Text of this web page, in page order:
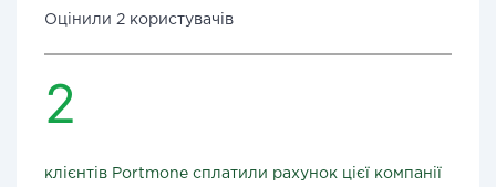
Оцінили 2 користувачів
2
клієнтів Portmone сплатили рахунок цієї компанії